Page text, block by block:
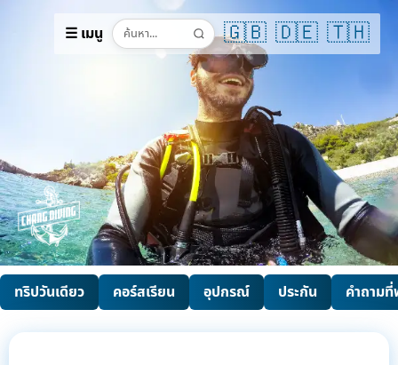
☰ เมนู 🇬🇧 🇩🇪 🇹🇭
ทริปวันเดียว คอร์สเรียน อุปกรณ์ ประกัน คำถาม